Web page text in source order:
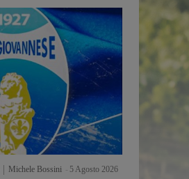
Michele Bossini 5 Agosto 2026